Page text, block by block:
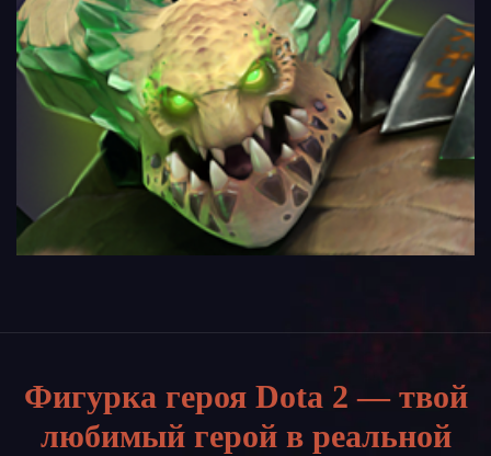
Фигурка героя Dota 2 — твой
любимый герой в реальной